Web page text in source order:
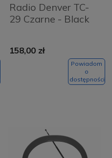
Radio Denver TC-
29 Czarne - Black
158,00 zł
Powiadom
o
dostępności